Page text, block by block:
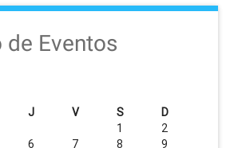
de Eventos
J V S D
1
2
6 7 8
9